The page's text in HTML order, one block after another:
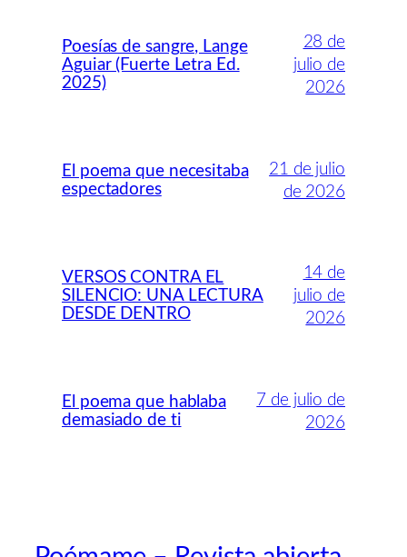
Poesías de sangre, Lange
Aguiar (Fuerte Letra Ed.
2025)
28 de
julio de
2026
El poema que necesitaba
espectadores
21 de julio
de 2026
VERSOS CONTRA EL
SILENCIO: UNA LECTURA
DESDE DENTRO
14 de
julio de
2026
El poema que hablaba
demasiado de ti
7 de julio de
2026